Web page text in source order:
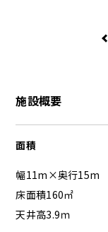
施設概要
面積
幅11m×奥行15m
床面積160㎡
天井高3.9ｍ